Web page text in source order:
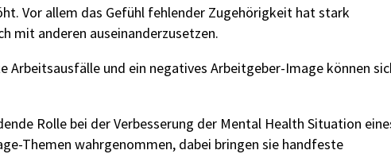
Vor allem das Gefühl fehlender Zugehörigkeit hat stark
mit anderen auseinanderzusetzen.
und ein negatives Arbeitgeber-Image können
Rolle bei der Verbesserung der Mental Health Situation
Themen wahrgenommen, dabei bringen sie handfeste